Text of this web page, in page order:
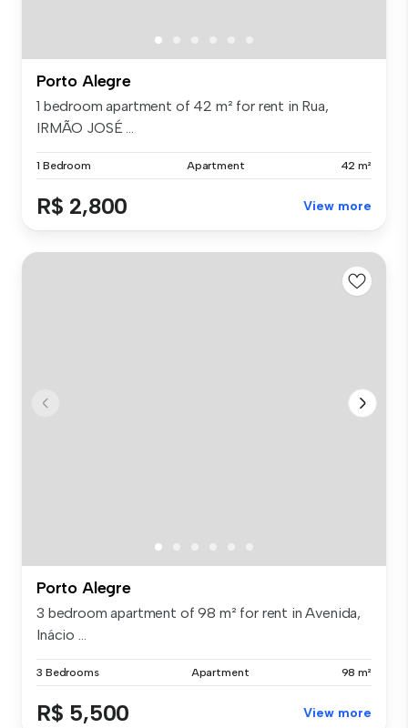
Porto Alegre
1 bedroom apartment of 42 m² for rent in Rua,
IRMÃO JOSÉ ...
1 Bedroom Apartment 42 m²
R$ 2,800 View more
Porto Alegre
3 bedroom apartment of 98 m² for rent in Avenida,
Inácio ...
3 Bedrooms Apartment 98 m²
R$ 5,500 View more